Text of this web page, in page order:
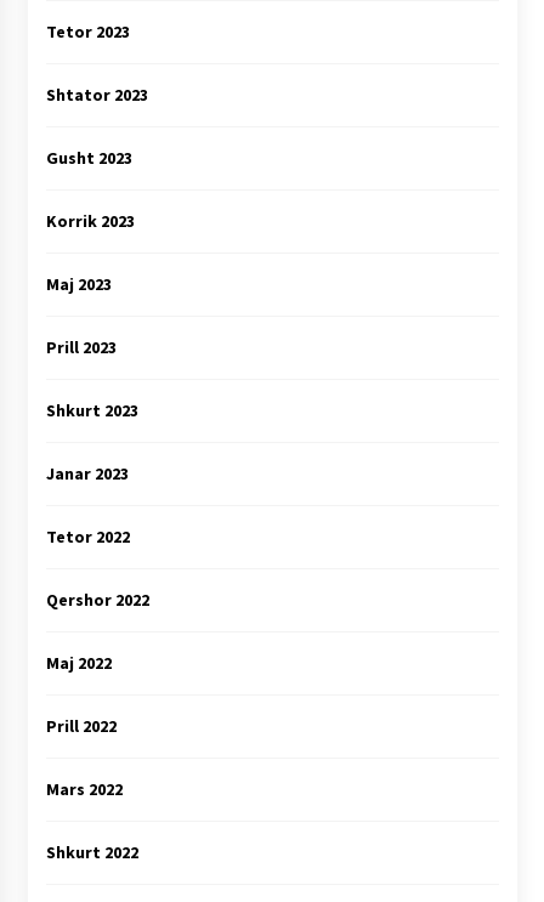
Tetor 2023
Shtator 2023
Gusht 2023
Korrik 2023
Maj 2023
Prill 2023
Shkurt 2023
Janar 2023
Tetor 2022
Qershor 2022
Maj 2022
Prill 2022
Mars 2022
Shkurt 2022